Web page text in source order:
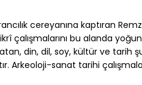
cereyanına kaptıran
bu alanda
din, dil, soy, kültür ve tarih
Arkeoloji-sanat tarihi